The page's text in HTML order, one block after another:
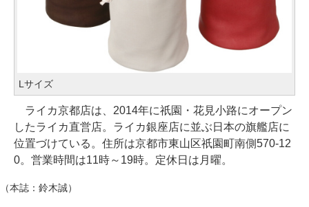
Lサイズ
ライカ京都店は、2014年に祇園・花見小路にオープン
したライカ直営店。ライカ銀座店に並ぶ日本の旗艦店に
位置づけている。住所は京都市東山区祇園町南側570-12
0。営業時間は11時～19時。定休日は月曜。
（本誌：鈴木誠）